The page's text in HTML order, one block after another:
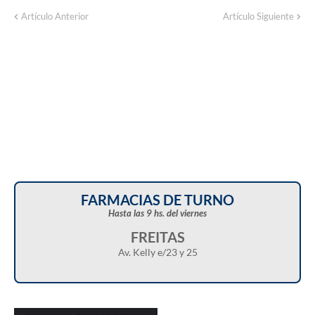
Artículo Anterior Artículo Siguiente
FARMACIAS DE TURNO
Hasta las 9 hs. del viernes
FREITAS
Av. Kelly e/23 y 25
cuestionó el proyecto de reforma de la Ley de